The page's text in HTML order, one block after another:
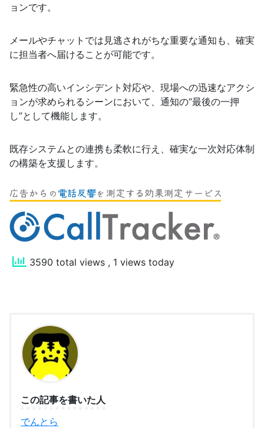
ョンです。
メールやチャットでは見逃されがちな重要な通知も、確実
に担当者へ届けることが可能です。
緊急性の高いインシデント対応や、現場への迅速なアクシ
ョンが求められるシーンにおいて、通知の“最後の一押
し”として機能します。
既存システムとの連携も柔軟に行え、確実な一次対応体制
の構築を支援します。
3590 total views , 1 views today
この記事を書いた人
でんとら